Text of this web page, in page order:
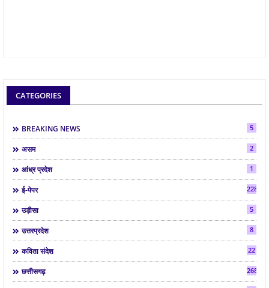
CATEGORIES
BREAKING NEWS 5
असम 2
आंध्र प्रदेश 1
ई-पेपर 2286
उड़ीसा 5
उत्तरप्रदेश 8
कविता संदेश 22
छत्तीसगढ़ 268